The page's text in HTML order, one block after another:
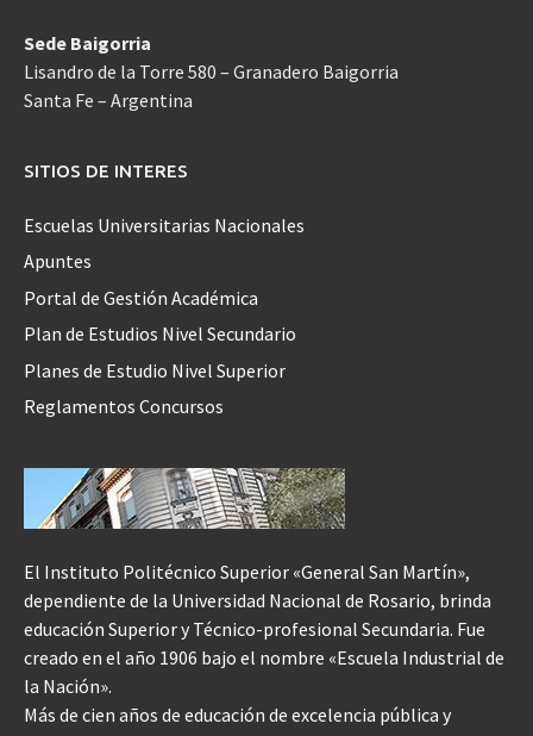
Sede Baigorria
Lisandro de la Torre 580 – Granadero Baigorria
Santa Fe – Argentina
SITIOS DE INTERES
Escuelas Universitarias Nacionales
Apuntes
Portal de Gestión Académica
Plan de Estudios Nivel Secundario
Planes de Estudio Nivel Superior
Reglamentos Concursos
El Instituto Politécnico Superior «General San Martín»,
dependiente de la Universidad Nacional de Rosario, brinda
educación Superior y Técnico-profesional Secundaria. Fue
creado en el año 1906 bajo el nombre «Escuela Industrial de
la Nación».
Más de cien años de educación de excelencia pública y